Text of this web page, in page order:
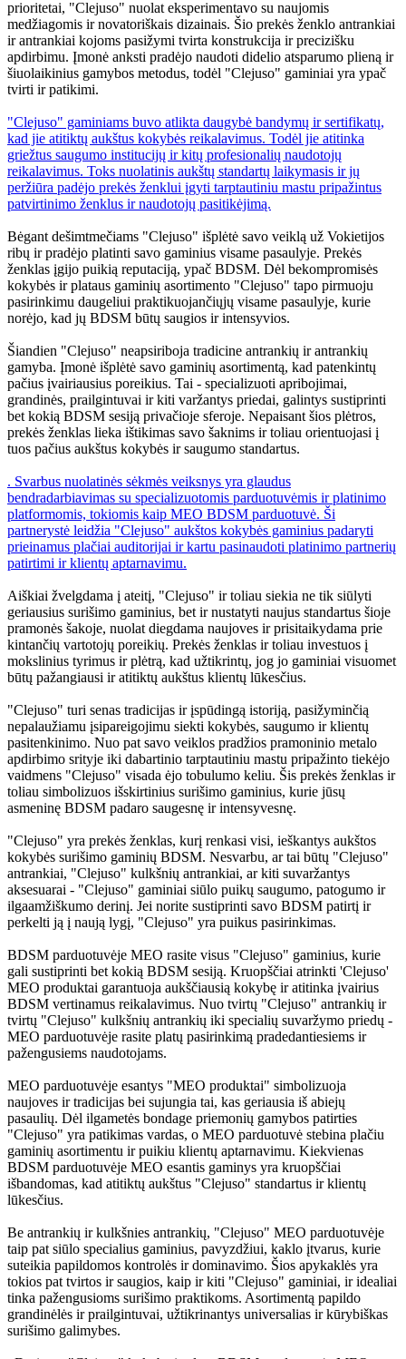
prioritetai, "Clejuso" nuolat eksperimentavo su naujomis
medžiagomis ir novatoriškais dizainais. Šio prekės ženklo antrankiai
ir antrankiai kojoms pasižymi tvirta konstrukcija ir precizišku
apdirbimu. Įmonė anksti pradėjo naudoti didelio atsparumo plieną ir
šiuolaikinius gamybos metodus, todėl "Clejuso" gaminiai yra ypač
tvirti ir patikimi.
"Clejuso" gaminiams buvo atlikta daugybė bandymų ir sertifikatų,
kad jie atitiktų aukštus kokybės reikalavimus. Todėl jie atitinka
griežtus saugumo institucijų ir kitų profesionalių naudotojų
reikalavimus. Toks nuolatinis aukštų standartų laikymasis ir jų
peržiūra padėjo prekės ženklui įgyti tarptautiniu mastu pripažintus
patvirtinimo ženklus ir naudotojų pasitikėjimą.
Bėgant dešimtmečiams "Clejuso" išplėtė savo veiklą už Vokietijos
ribų ir pradėjo platinti savo gaminius visame pasaulyje. Prekės
ženklas įgijo puikią reputaciją, ypač BDSM. Dėl bekompromisės
kokybės ir plataus gaminių asortimento "Clejuso" tapo pirmuoju
pasirinkimu daugeliui praktikuojančiųjų visame pasaulyje, kurie
norėjo, kad jų BDSM būtų saugios ir intensyvios.
Šiandien "Clejuso" neapsiriboja tradicine antrankių ir antrankių
gamyba. Įmonė išplėtė savo gaminių asortimentą, kad patenkintų
pačius įvairiausius poreikius. Tai - specializuoti apribojimai,
grandinės, prailgintuvai ir kiti varžantys priedai, galintys sustiprinti
bet kokią BDSM sesiją privačioje sferoje. Nepaisant šios plėtros,
prekės ženklas lieka ištikimas savo šaknims ir toliau orientuojasi į
tuos pačius aukštus kokybės ir saugumo standartus.
. Svarbus nuolatinės sėkmės veiksnys yra glaudus
bendradarbiavimas su specializuotomis parduotuvėmis ir platinimo
platformomis, tokiomis kaip MEO BDSM parduotuvė. Ši
partnerystė leidžia "Clejuso" aukštos kokybės gaminius padaryti
prieinamus plačiai auditorijai ir kartu pasinaudoti platinimo partnerių
patirtimi ir klientų aptarnavimu.
Aiškiai žvelgdama į ateitį, "Clejuso" ir toliau siekia ne tik siūlyti
geriausius surišimo gaminius, bet ir nustatyti naujus standartus šioje
pramonės šakoje, nuolat diegdama naujoves ir prisitaikydama prie
kintančių vartotojų poreikių. Prekės ženklas ir toliau investuos į
mokslinius tyrimus ir plėtrą, kad užtikrintų, jog jo gaminiai visuomet
būtų pažangiausi ir atitiktų aukštus klientų lūkesčius.
"Clejuso" turi senas tradicijas ir įspūdingą istoriją, pasižyminčią
nepalaužiamu įsipareigojimu siekti kokybės, saugumo ir klientų
pasitenkinimo. Nuo pat savo veiklos pradžios pramoninio metalo
apdirbimo srityje iki dabartinio tarptautiniu mastu pripažinto tiekėjo
vaidmens "Clejuso" visada ėjo tobulumo keliu. Šis prekės ženklas ir
toliau simbolizuos išskirtinius surišimo gaminius, kurie jūsų
asmeninę BDSM padaro saugesnę ir intensyvesnę.
"Clejuso" yra prekės ženklas, kurį renkasi visi, ieškantys aukštos
kokybės surišimo gaminių BDSM. Nesvarbu, ar tai būtų "Clejuso"
antrankiai, "Clejuso" kulkšnių antrankiai, ar kiti suvaržantys
aksesuarai - "Clejuso" gaminiai siūlo puikų saugumo, patogumo ir
ilgaamžiškumo derinį. Jei norite sustiprinti savo BDSM patirtį ir
perkelti ją į naują lygį, "Clejuso" yra puikus pasirinkimas.
BDSM parduotuvėje MEO rasite visus "Clejuso" gaminius, kurie
gali sustiprinti bet kokią BDSM sesiją. Kruopščiai atrinkti 'Clejuso'
MEO produktai garantuoja aukščiausią kokybę ir atitinka įvairius
BDSM vertinamus reikalavimus. Nuo tvirtų "Clejuso" antrankių ir
tvirtų "Clejuso" kulkšnių antrankių iki specialių suvaržymo priedų -
MEO parduotuvėje rasite platų pasirinkimą pradedantiesiems ir
pažengusiems naudotojams.
MEO parduotuvėje esantys "MEO produktai" simbolizuoja
naujoves ir tradicijas bei sujungia tai, kas geriausia iš abiejų
pasaulių. Dėl ilgametės bondage priemonių gamybos patirties
"Clejuso" yra patikimas vardas, o MEO parduotuvė stebina plačiu
gaminių asortimentu ir puikiu klientų aptarnavimu. Kiekvienas
BDSM parduotuvėje MEO esantis gaminys yra kruopščiai
išbandomas, kad atitiktų aukštus "Clejuso" standartus ir klientų
lūkesčius.
Be antrankių ir kulkšnies antrankių, "Clejuso" MEO parduotuvėje
taip pat siūlo specialius gaminius, pavyzdžiui, kaklo įtvarus, kurie
suteikia papildomos kontrolės ir dominavimo. Šios apykaklės yra
tokios pat tvirtos ir saugios, kaip ir kiti "Clejuso" gaminiai, ir idealiai
tinka pažengusioms surišimo praktikoms. Asortimentą papildo
grandinėlės ir prailgintuvai, užtikrinantys universalias ir kūrybiškas
surišimo galimybes.